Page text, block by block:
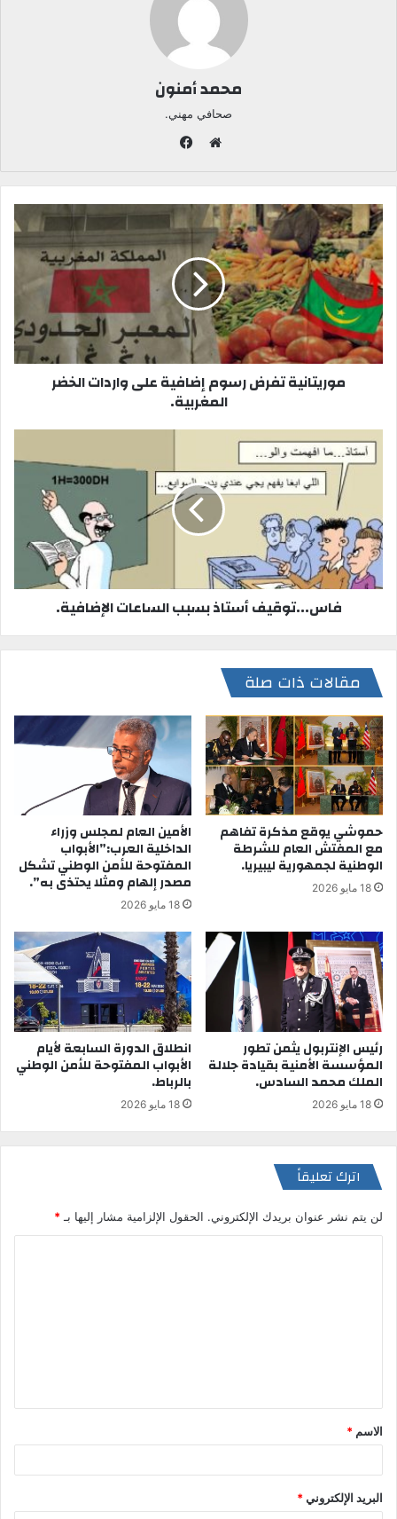
محمد أمنون
صحافي مهني.
و
ق
ع
ا
ل
و
ي
س
ب
و
ك
موريتانية تفرض رسوم إضافية على واردات الخضر
المغربية.
فاس...توقيف أستاذ بسبب الساعات الإضافية.
مقالات ذات صلة
حموشي يوقع مذكرة تفاهم
مع المفتش العام للشرطة
الوطنية لجمهورية ليبيريا.
18 مايو 2026
الأمين العام لمجلس وزراء
الداخلية العرب:”الأبواب
المفتوحة للأمن الوطني تشكل
مصدر إلهام ومثلا يحتذى به”.
18 مايو 2026
رئيس الإنتربول يثمن تطور
المؤسسة الأمنية بقيادة جلالة
الملك محمد السادس.
18 مايو 2026
انطلاق الدورة السابعة لأيام
الأبواب المفتوحة للأمن الوطني
بالرباط.
18 مايو 2026
اترك تعليقاً
لن يتم نشر عنوان بريدك الإلكتروني. الحقول الإلزامية مشار إليها بـ *
ق
*
الاسم *
البريد الإلكتروني*